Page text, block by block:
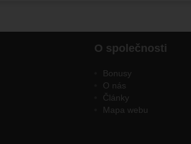
O společnosti
Bonusy
O nás
Články
Mapa webu